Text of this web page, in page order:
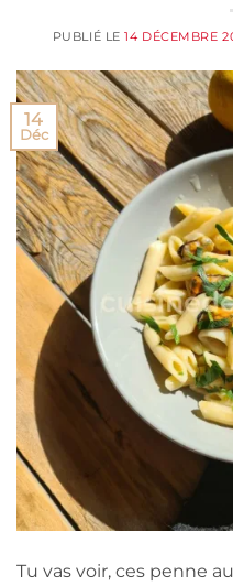
PUBLIÉ LE14 DÉCEMBRE
14
Déc
Tu vas voir, ces penne